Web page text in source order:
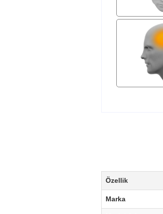
Özellik
Marka